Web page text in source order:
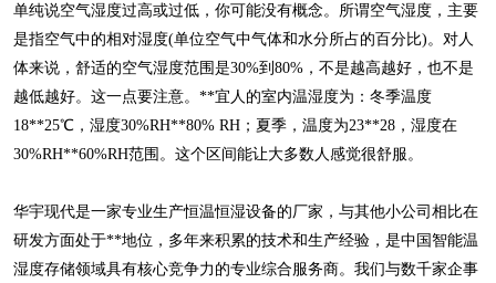
单纯说空气湿度过高或过低，你可能没有概念。所谓空气湿度，主要
是指空气中的相对湿度(单位空气中气体和水分所占的百分比)。对人
体来说，舒适的空气湿度范围是30%到80%，不是越高越好，也不是
越低越好。这一点要注意。**宜人的室内温湿度为：冬季温度
18**25℃，湿度30%RH**80% RH；夏季，温度为23**28，湿度在
30%RH**60%RH范围。这个区间能让大多数人感觉很舒服。
华宇现代是一家专业生产恒温恒湿设备的厂家，与其他小公司相比在
研发方面处于**地位，多年来积累的技术和生产经验，是中国智能温
湿度存储领域具有核心竞争力的专业综合服务商。我们与数千家企事